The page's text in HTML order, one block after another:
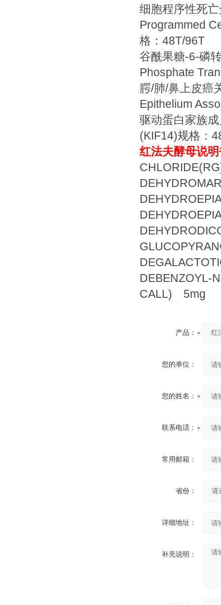
细胞程序性死
Programmed
格：48T/96T
谷酰果糖-6-磷
Phosphate
腭/肺/鼻上皮癌
Epithelium
驱动蛋白家族
(KIF14)规格：
红法夫酵母说
DEBENZOYL-
CALL) 5mg
产品：
您的单位：
您的姓名：
联系电话：
常用邮箱：
省份：
详细地址：
补充说明：